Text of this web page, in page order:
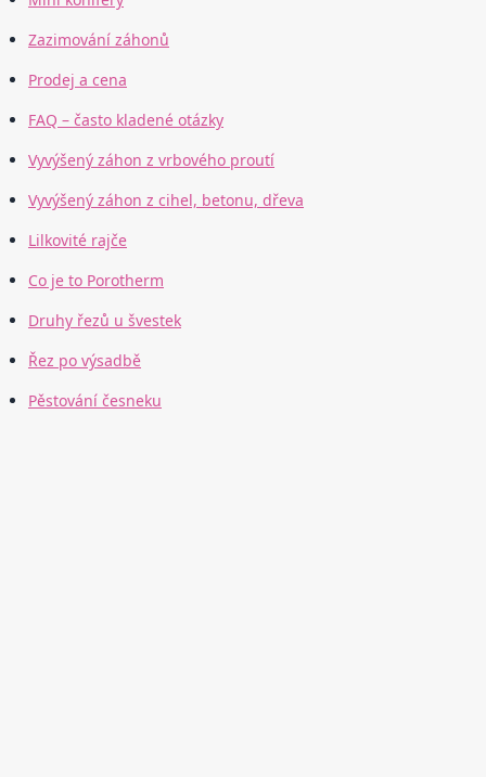
Zazimování záhonů
Prodej a cena
FAQ – často kladené otázky
Vyvýšený záhon z vrbového proutí
Vyvýšený záhon z cihel, betonu, dřeva
Lilkovité rajče
Co je to Porotherm
Druhy řezů u švestek
Řez po výsadbě
Pěstování česneku